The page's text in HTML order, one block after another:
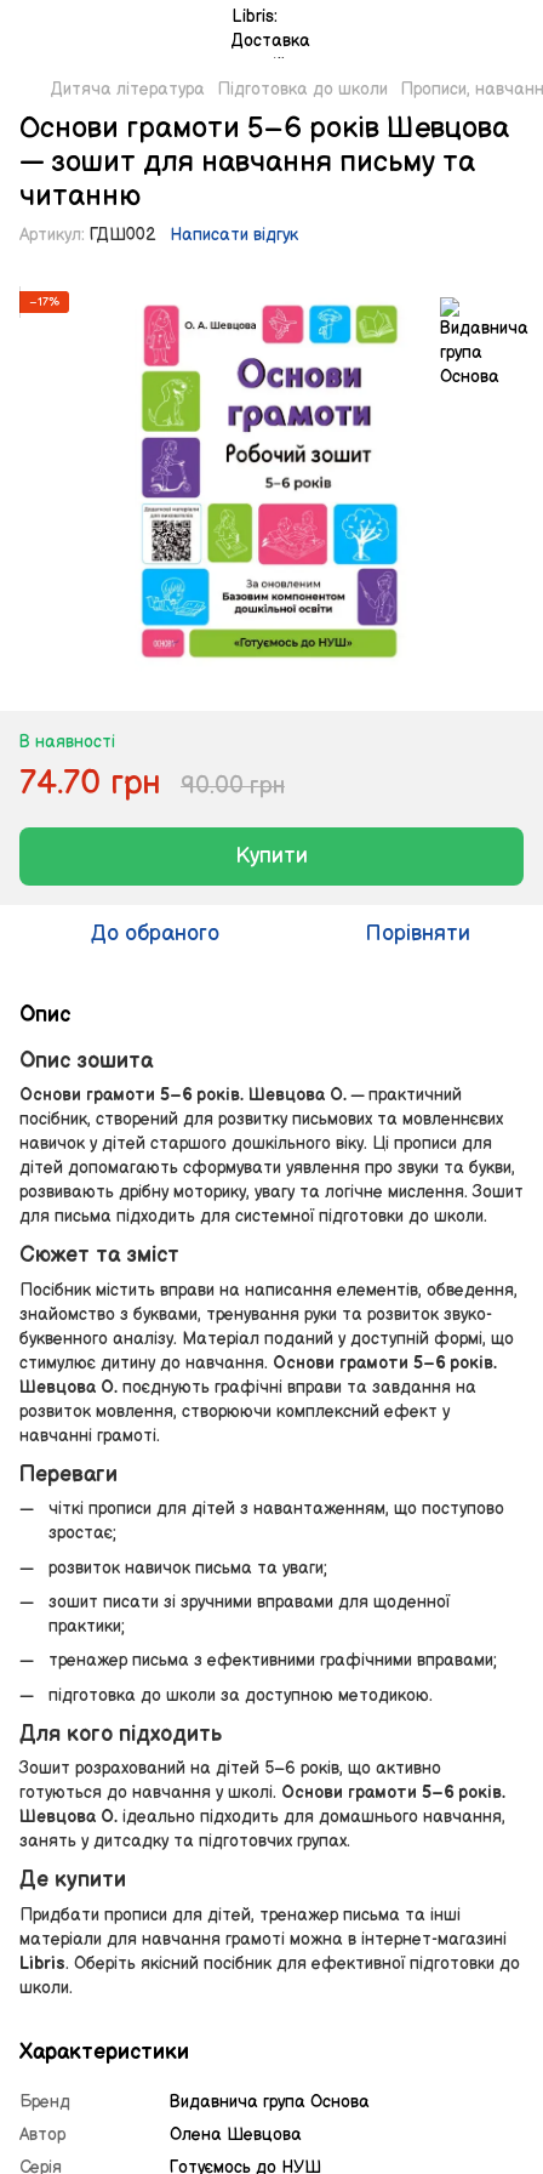
Дитяча література Підготовка до школи Прописи,
Основи грамоти 5–6 років Шевцова
— зошит для навчання письму та
читанню
Артикул: ГДШ002 Написати відгук
−17%
В наявності
74.70 грн 90.00 грн
Купити
До обраного Порівняти
Опис
Опис зошита
Основи грамоти 5–6 років. Шевцова О.— практичний
посібник, створений для розвитку письмових та мовленнєвих
навичок у дітей старшого дошкільного віку. Ці прописи для
дітей допомагають сформувати уявлення про звуки та букви,
розвивають дрібну моторику, увагу та логічне мислення. Зошит
для письма підходить для системної підготовки до школи.
Сюжет та зміст
Посібник містить вправи на написання елементів, обведення,
знайомство з буквами, тренування руки та розвиток звуко-
буквенного аналізу. Матеріал поданий у доступній формі, що
стимулює дитину до навчання. Основи грамоти 5–6 років.
Шевцова О. поєднують графічні вправи та завдання на
розвиток мовлення, створюючи комплексний ефект у
навчанні грамоті.
Переваги
чіткі прописи для дітей з навантаженням, що поступово
зростає;
розвиток навичок письма та уваги;
зошит писати зі зручними вправами для щоденної
практики;
тренажер письма з ефективними графічними вправами;
підготовка до школи за доступною методикою.
Для кого підходить
Зошит розрахований на дітей 5–6 років, що активно
готуються до навчання у школі. Основи грамоти 5–6 років.
Шевцова О. ідеально підходить для домашнього навчання,
занять у дитсадку та підготовчих групах.
Де купити
Придбати прописи для дітей, тренажер письма та інші
матеріали для навчання грамоті можна в інтернет-магазині
Libris. Оберіть якісний посібник для ефективної підготовки до
школи.
Характеристики
Бренд
Видавнича група Основа
Автор
Олена Шевцова
Серія
Готуємось до НУШ